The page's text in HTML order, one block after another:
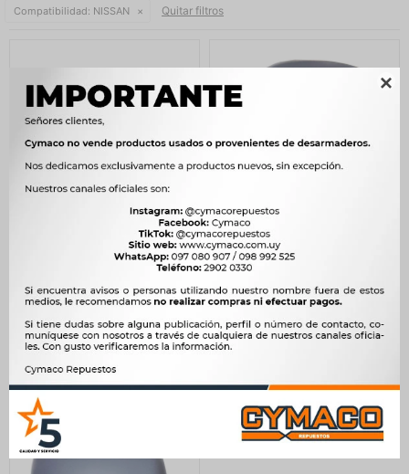

Compatibilidad: NISSAN Quitar filtros
ESPEJO NISSAN SENTRA
B13 IZQ.SIN CONTROL TYC
$1.003 $ 1.028
ESPEJO NISSAN TIIDA 05-
IZQ. MANUAL CON PRIMED
VIEW MAX
3.402 3.485
$2.892